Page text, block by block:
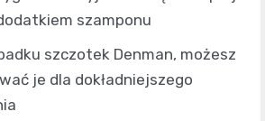
szamponu
szczotek Denman, możesz
je dla dokładniejszego